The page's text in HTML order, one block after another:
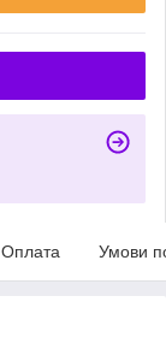
Оплата Умови